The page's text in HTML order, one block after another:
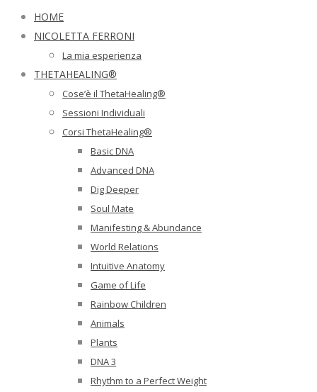
HOME
NICOLETTA FERRONI
La mia esperienza
THETAHEALING®
Cose’è il ThetaHealing®
Sessioni Individuali
Corsi ThetaHealing®
Basic DNA
Advanced DNA
Dig Deeper
Soul Mate
Manifesting & Abundance
World Relations
Intuitive Anatomy
Game of Life
Rainbow Children
Animals
Plants
DNA 3
Rhythm to a Perfect Weight